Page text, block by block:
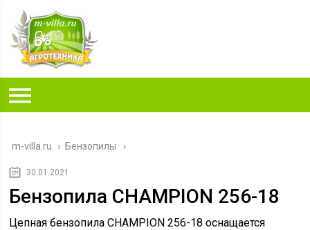
m-villa.ru › Бензопилы
30.01.2021
Бензопила CHAMPION 256-18
Цепная бензопила CHAMPION 256-18 оснащается